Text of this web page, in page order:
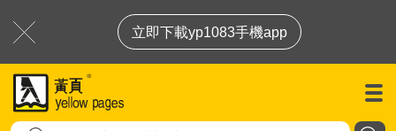
立即下載yp1083手機app